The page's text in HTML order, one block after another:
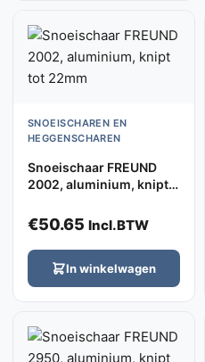
SNOEISCHAREN EN
HEGGENSCHAREN
Snoeischaar FREUND
2002, aluminium, knipt
€50.65 Incl.BTW
In winkelwagen